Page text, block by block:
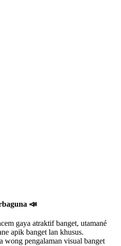
📣
gaya atraktif banget, utamané
apik banget lan khusus.
wong pengalaman visual banget